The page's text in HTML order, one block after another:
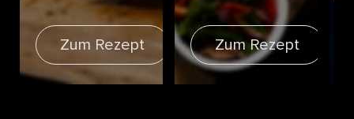
Zum Rezept Zum Rezept